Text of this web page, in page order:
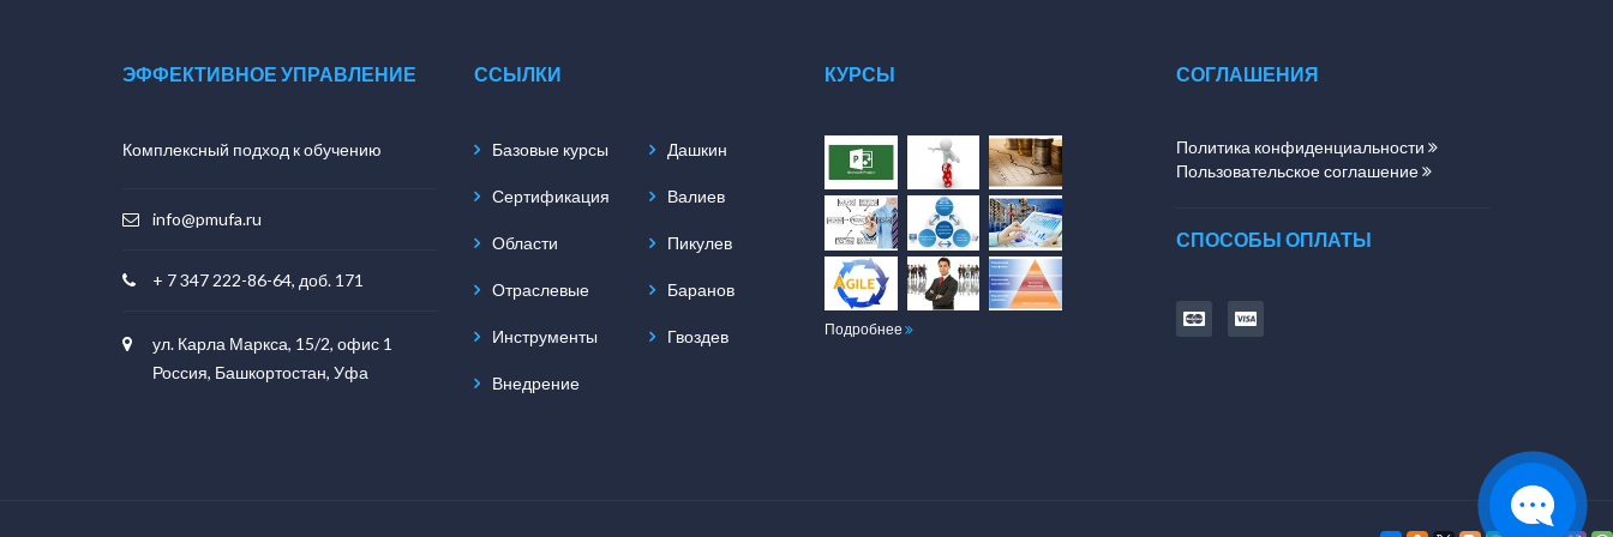
ЭФФЕКТИВНОЕ УПРАВЛЕНИЕ
Комплексный подход к обучению
info@pmufa.ru
+ 7 347 222-86-64, доб. 171
ул. Карла Маркса, 15/2, офис 1
Россия, Башкортостан, Уфа
ССЫЛКИ
Базовые курсы
Сертификация
Области
Отраслевые
Инструменты
Внедрение
Дашкин
Валиев
Пикулев
Баранов
Гвоздев
КУРСЫ
Подробнее
СОГЛАШЕНИЯ
Политика конфиденциальности
Пользовательское соглашение
СПОСОБЫ ОПЛАТЫ